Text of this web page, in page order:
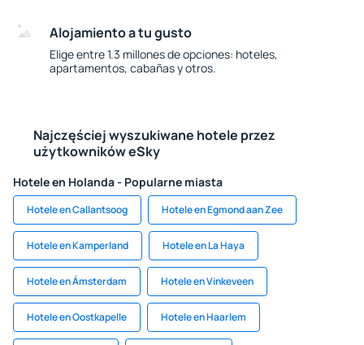
Alojamiento a tu gusto
Elige entre 1.3 millones de opciones: hoteles,
apartamentos, cabañas y otros.
Najczęściej wyszukiwane hotele przez
użytkowników eSky
Hotele en Holanda - Popularne miasta
Hotele en Callantsoog Hotele en Egmond aan Zee
Hotele en Kamperland Hotele en La Haya
Hotele en Ámsterdam Hotele en Vinkeveen
Hotele en Oostkapelle Hotele en Haarlem